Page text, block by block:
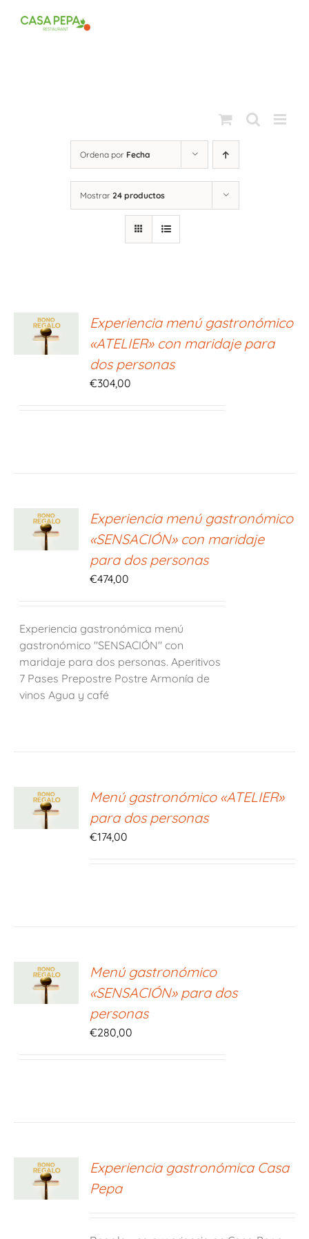
Ordena por Fecha
Mostrar 24 productos
Experiencia menú gastronómico
«ATELIER» con maridaje para
dos personas
€304,00
Experiencia menú gastronómico
«SENSACIÓN» con maridaje
para dos personas
€474,00
Experiencia gastronómica menú
gastronómico "SENSACIÓN" con
maridaje para dos personas. Aperitivos
7 Pases Prepostre Postre Armonía de
vinos Agua y café
Menú gastronómico «ATELIER»
para dos personas
€174,00
Menú gastronómico
«SENSACIÓN» para dos
personas
€280,00
Experiencia gastronómica Casa
Pepa